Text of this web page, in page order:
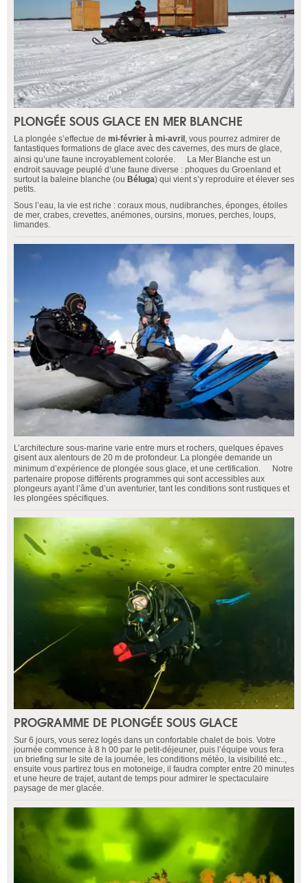
PLONGÉE SOUS GLACE EN MER BLANCHE
La plongée s’effectue de mi-février à mi-avril , vous pourrez admirer de
fantastiques formations de glace avec des cavernes, des murs de glace,
ainsi qu’une faune incroyablement colorée. La Mer Blanche est un
endroit sauvage peuplé d’une faune diverse : phoques du Groenland et
surtout la baleine blanche (ou Béluga) qui vient s’y reproduire et élever ses
petits.
Sous l’eau, la vie est riche : coraux mous, nudibranches, éponges, étoiles
de mer, crabes, crevettes, anémones, oursins, morues, perches, loups,
limandes.
L’architecture sous-marine varie entre murs et rochers, quelques épaves
gisent aux alentours de 20 m de profondeur. La plongée demande un
minimum d’expérience de plongée sous glace, et une certification. Notre
partenaire propose différents programmes qui sont accessibles aux
plongeurs ayant l’âme d’un aventurier, tant les conditions sont rustiques et
les plongées spécifiques.
PROGRAMME DE PLONGÉE SOUS GLACE
Sur 6 jours, vous serez logés dans un confortable chalet de bois. Votre
journée commence à 8 h 00 par le petit-déjeuner, puis l’équipe vous fera
un briefing sur le site de la journée, les conditions météo, la visibilité etc..,
ensuite vous partirez tous en motoneige, il faudra compter entre 20 minutes
et une heure de trajet, autant de temps pour admirer le spectaculaire
paysage de mer glacée.